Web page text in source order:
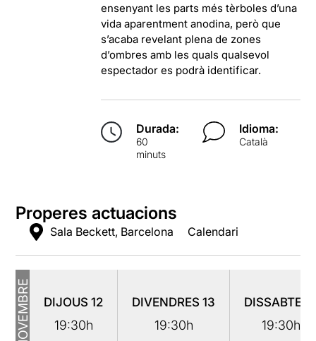
ensenyant les parts més tèrboles d’una
vida aparentment anodina, però que
s’acaba revelant plena de zones
d’ombres amb les quals qualsevol
espectador es podrà identificar.
Durada:
60
minuts
Idioma:
Català
Properes actuacions
Sala Beckett, Barcelona Calendari
NOVEMBRE DIJOUS12
19:30h
DIVENDRES13
19:30h
DISSABTE
19:30h